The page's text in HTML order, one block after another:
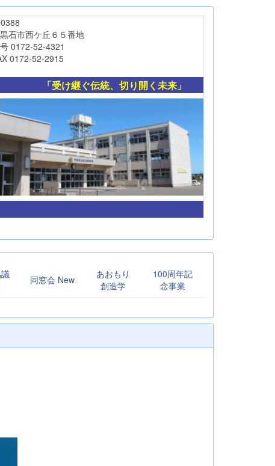
ケ丘６５番地
52-4321
52-2915
「受け継ぐ伝統、切り開く未来」
同窓会 New
あおもり
創造学
100周年記
念事業